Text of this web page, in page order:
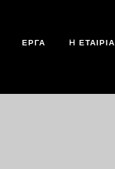
ΕΡΓΑ H ΕΤΑΙΡΊΑ